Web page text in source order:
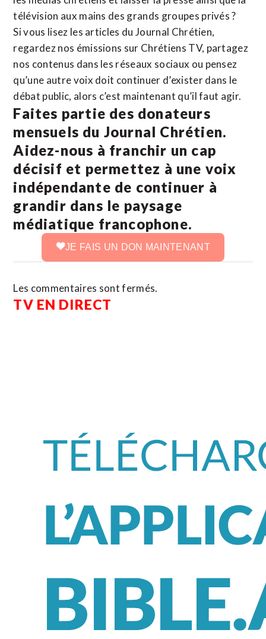
télévision aux mains des grands groupes privés ?
Si vous lisez les articles du Journal Chrétien,
regardez nos émissions sur Chrétiens TV, partagez
nos contenus dans les réseaux sociaux ou pensez
qu’une autre voix doit continuer d’exister dans le
débat public, alors c’est maintenant qu’il faut agir.
Faites partie des donateurs
mensuels du Journal Chrétien.
Aidez-nous à franchir un cap
décisif et permettez à une voix
indépendante de continuer à
grandir dans le paysage
médiatique francophone.
JE FAIS UN DON MAINTENANT
Les commentaires sont fermés.
TV EN DIRECT